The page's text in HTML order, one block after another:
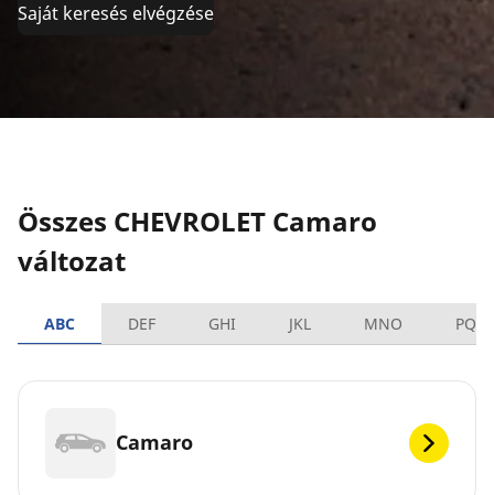
Saját keresés elvégzése
Összes CHEVROLET Camaro
változat
ABC DEF GHI JKL MNO PQRS
Camaro